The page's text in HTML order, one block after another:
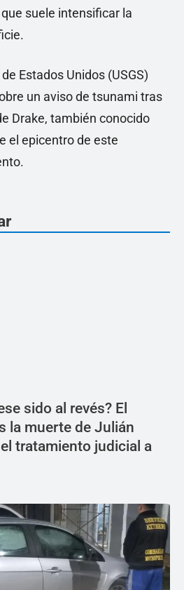
suele intensificar la
Estados Unidos (USGS)
un aviso de tsunami tras
Drake, también conocido
el epicentro de este
sido al revés? El
la muerte de Julián
tratamiento judicial a